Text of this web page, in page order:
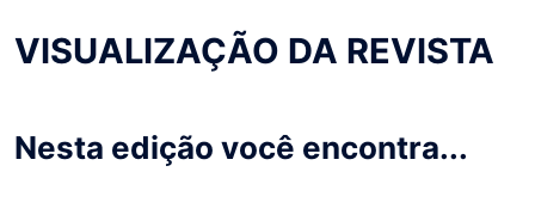
VISUALIZAÇÃO DA REVISTA
Nesta edição você encontra...